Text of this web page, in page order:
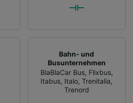
Bahn- und
Busunternehmen
BlaBlaCar Bus, Flixbus,
Itabus, Italo,Trenitalia,
Trenord